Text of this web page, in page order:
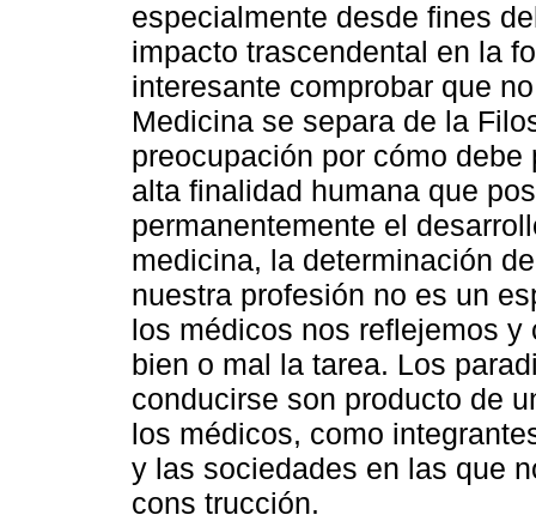
especialmente desde fines
impacto trascendental en la
interesante comprobar que
Medicina se separa de la
preocupación por cómo
alta finalidad humana que
permanentemente el
medicina, la determinación
nuestra profesión no es un
los médicos nos reflejemos
bien o mal la tarea. Los
conducirse son producto de
los médicos, como
y las sociedades en las que
cons trucción.